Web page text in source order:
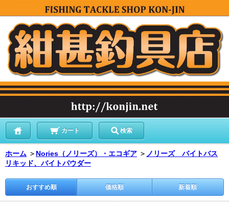
カート 検索
ホーム ＞ Nories（ノリーズ）・エコギア ＞ ノリーズ バイトバス
リキッド、バイトパウダー
おすすめ順 価格順 新着順